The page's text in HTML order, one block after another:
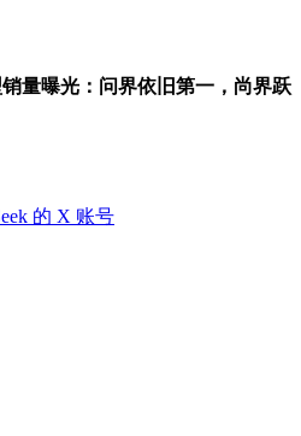
量曝光：问界依旧第一，尚界跃